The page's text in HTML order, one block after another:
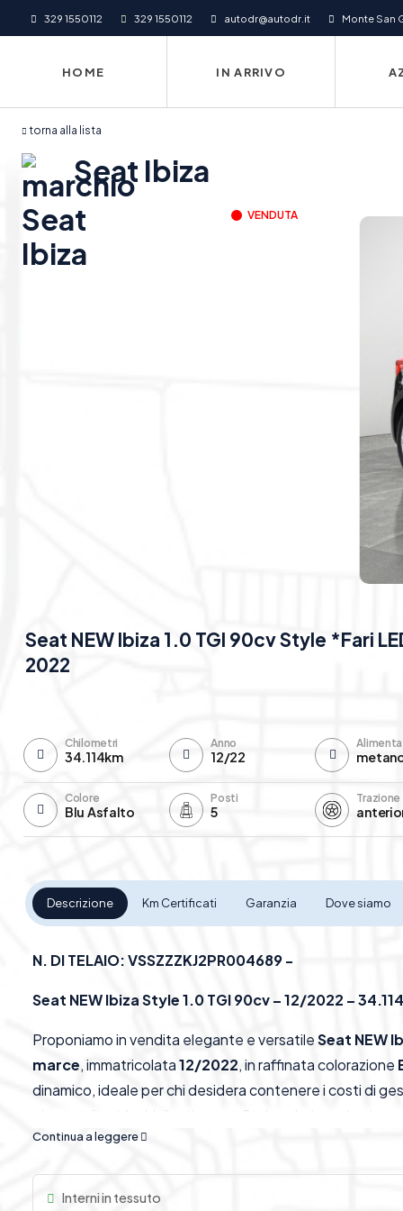
329 1550112 329 1550112 autodr@autodr.it Monte San
HOME IN ARRIVO
torna alla lista
Seat Ibiza
VENDUTA
Seat NEW Ibiza 1.0 TGI 90cv Style *Fari
2022
Chilometri
34.114km
Anno
12/22
Colore
Blu Asfalto
Posti
5
Trazione
Descrizione Km Certificati Garanzia Dove siamo
N. DI TELAIO: VSSZZZKJ2PR004689 -
Seat NEW Ibiza Style 1.0 TGI 90cv – 12/2022 –
Proponiamo in vendita elegante e versatileSeat NEW
marce, immatricolata12/2022, in raffinata colorazione
dinamico, ideale per chi desidera contenere i costi di
piacere di guida. L’allestimento Style valorizza
TGIla rende particolarmente interessante anche per
Caratteristiche Principali:
Continua a leggere
Interni in tessuto